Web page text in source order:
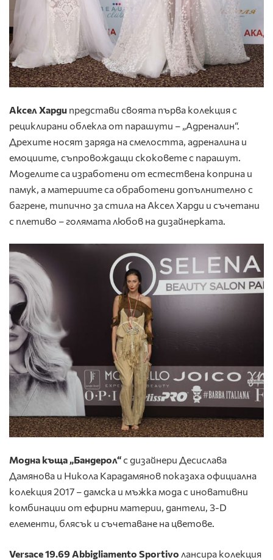
Аксел Харди представи своята първа колекция с
рециклирани облекла от парашути – „Адреналин“.
Дрехите носят заряда на смелостта, адреналина и
емоциите, съпровождащи скоковете с парашут.
Моделите са изработени от естествена коприна и
памук, а материите са обработени допълнително с
багрене, типично за стила на Аксел Харди и съчетани
с плетиво – голямата любов на дизайнерката.
Модна къща „Бандерол“с дизайнери Десислава
Дамянова и Никола Карадамянов показаха официална
колекция 2017 – дамска и мъжка мода с иновативни
комбинации от ефирни материи, дантели, 3-D
елементи, блясък и съчетаване на цветове.
Versace 19.69 Abbigliamento Sportivo лансира колекция